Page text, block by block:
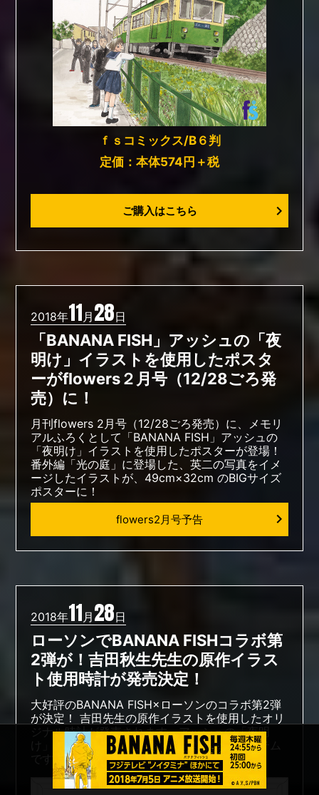
ｆｓコミックス/B６判
定価：本体574円＋税
ご購入はこちら
2018年11 月 28日
「BANANA FISH」アッシュの「夜
明け」イラストを使用したポスタ
ーがflowers２月号（12/28ごろ発
売）に！
月刊flowers 2月号（12/28ごろ発売）に、メモリ
アルふろくとして「BANANA FISH」アッシュの
「夜明け」イラストを使用したポスターが登場！
番外編「光の庭」に登場した、英二の写真をイメ
ージしたイラストが、49cm×32cm のBIGサイズ
ポスターに！
flowers2月号予告
2018年11 月 28日
ローソンでBANANA FISHコラボ第
2弾が！吉田秋生先生の原作イラス
ト使用時計が発売決定！
大好評のBANANA FISH×ローソンのコラボ第2弾
が決定！ 吉田先生の原作イラストを使用したオリ
ジナル時計が発売されます。アッシュの「夜明
け」イラストを使用した、ファン必見のアイテム
です。